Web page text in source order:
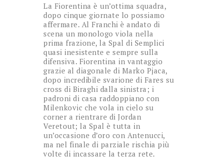
La Fiorentina è un’ottima squadra,
dopo cinque giornate lo possiamo
affermare. Al Franchi è andato di
scena un monologo viola nella
prima frazione, la Spal di Semplici
quasi inesistente e sempre sulla
difensiva. Fiorentina in vantaggio
grazie al diagonale di Marko Pjaca,
dopo incredibile svarione di Fares su
cross di Biraghi dalla sinistra; i
padroni di casa raddoppiano con
Milenkovic che vola in cielo su
corner a rientrare di Jordan
Veretout; la Spal è tutta in
un’occasione d’oro con Antenucci,
ma nel finale di parziale rischia più
volte di incassare la terza rete.